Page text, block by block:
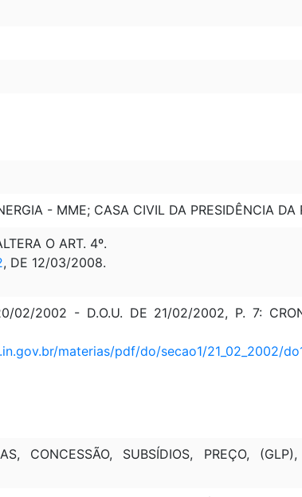
- MME; CASA CIVIL DA PRESIDÊNCIA
O ART. 4º.
, DE 12/03/2008.
02/2002 - D.O.U. DE 21/02/2002, P. 7:
materias/pdf/do/secao1/21_02_2002/
CONCESSÃO, SUBSÍDIOS, PREÇO,